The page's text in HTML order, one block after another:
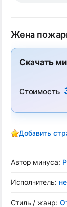
Жена
Скачать
Стоимость
Добавить
Автор минуса:
Исполнитель:
Стиль / жанр: